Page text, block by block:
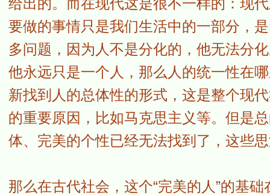
给出的。而在现代这是很不一样的：现
要做的事情只是我们生活中的一部分，
多问题，因为人不是分化的，他无法分
他永远只是一个人，那么人的统一性在
新找到人的总体性的形式，这是整个现
的重要原因，比如马克思主义等。但是
体、完美的个性已经无法找到了，这些
那么在古代社会，这个“完美的人”的基